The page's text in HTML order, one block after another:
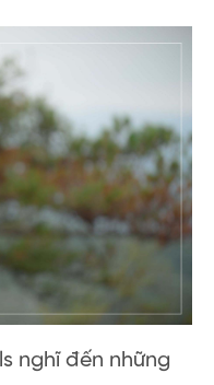
nghĩ đến những